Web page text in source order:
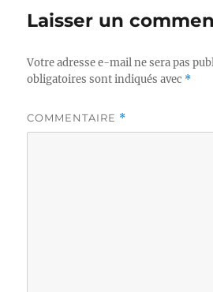
Laisser un
Votre adresse e-mail ne sera pas
obligatoires sont indiqués avec *
COMMENTAIRE *